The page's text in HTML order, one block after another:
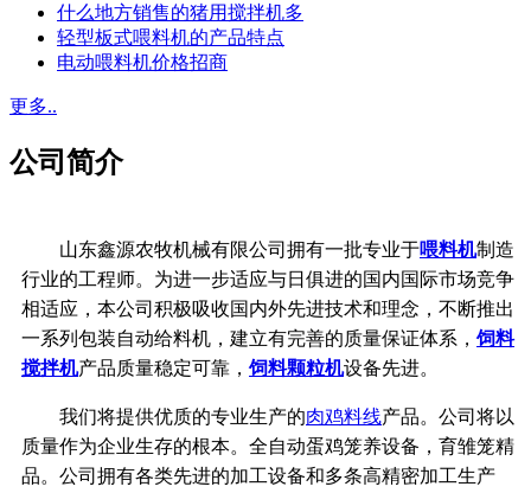
什么地方销售的猪用搅拌机多
轻型板式喂料机的产品特点
电动喂料机价格招商
更多..
公司简介
山东鑫源农牧机械有限公司拥有一批专业于喂料机制造
行业的工程师。为进一步适应与日俱进的国内国际市场竞争
相适应，本公司积极吸收国内外先进技术和理念，不断推出
一系列包装自动给料机，建立有完善的质量保证体系，饲料
搅拌机产品质量稳定可靠，饲料颗粒机设备先进。
我们将提供优质的专业生产的肉鸡料线产品。公司将以
质量作为企业生存的根本。全自动蛋鸡笼养设备，育雏笼精
品。公司拥有各类先进的加工设备和多条高精密加工生产